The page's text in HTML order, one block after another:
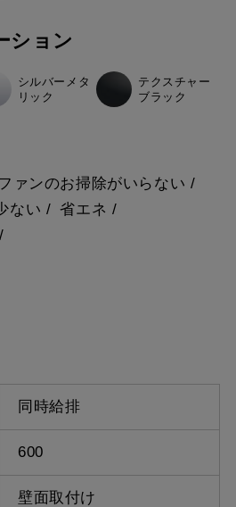
ション
シルバーメタ
リック
テクスチャー
ブラック
ァンのお掃除がいらない
ない
省エネ
同時給排
600
壁面取付け